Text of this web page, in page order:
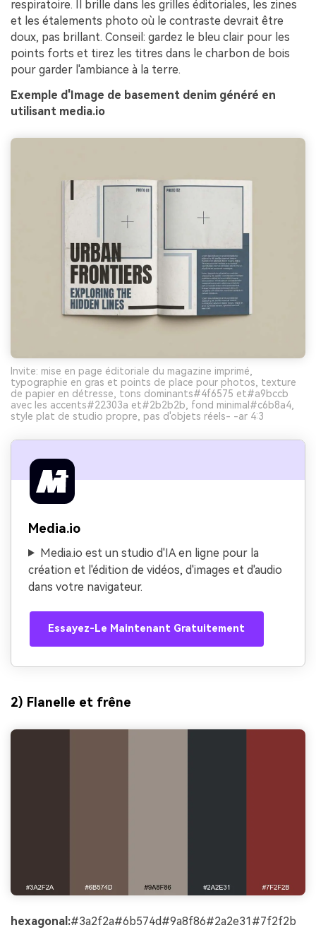
respiratoire. Il brille dans les grilles éditoriales, les zines
et les étalements photo où le contraste devrait être
doux, pas brillant. Conseil: gardez le bleu clair pour les
points forts et tirez les titres dans le charbon de bois
pour garder l'ambiance à la terre.
Exemple d'Image de basement denim généré en
utilisant media.io
Invite: mise en page éditoriale du magazine imprimé,
typographie en gras et points de place pour photos, texture
de papier en détresse, tons dominants#4f6575 et#a9bccb
avec les accents#22303a et#2b2b2b, fond minimal#c6b8a4,
style plat de studio propre, pas d'objets réels- -ar 4:3
Media.io
Media.io est un studio d'IA en ligne pour la
création et l'édition de vidéos, d'images et d'audio
dans votre navigateur.
Essayez-Le Maintenant Gratuitement
2) Flanelle et frêne
hexagonal:#3a2f2a#6b574d#9a8f86#2a2e31#7f2f2b